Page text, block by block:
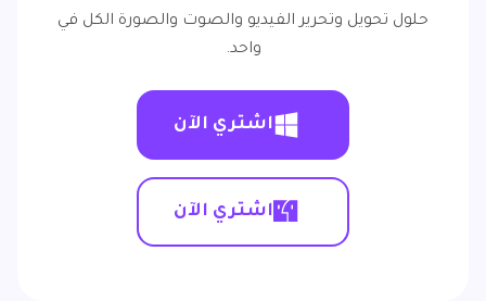
حلول تحويل وتحرير الفيديو والصوت والصورة الكل في
واحد.
اشتري الآن
اشتري الآن